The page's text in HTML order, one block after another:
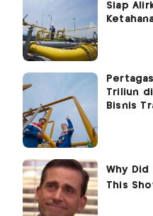
Siap
Triliun
Bisnis